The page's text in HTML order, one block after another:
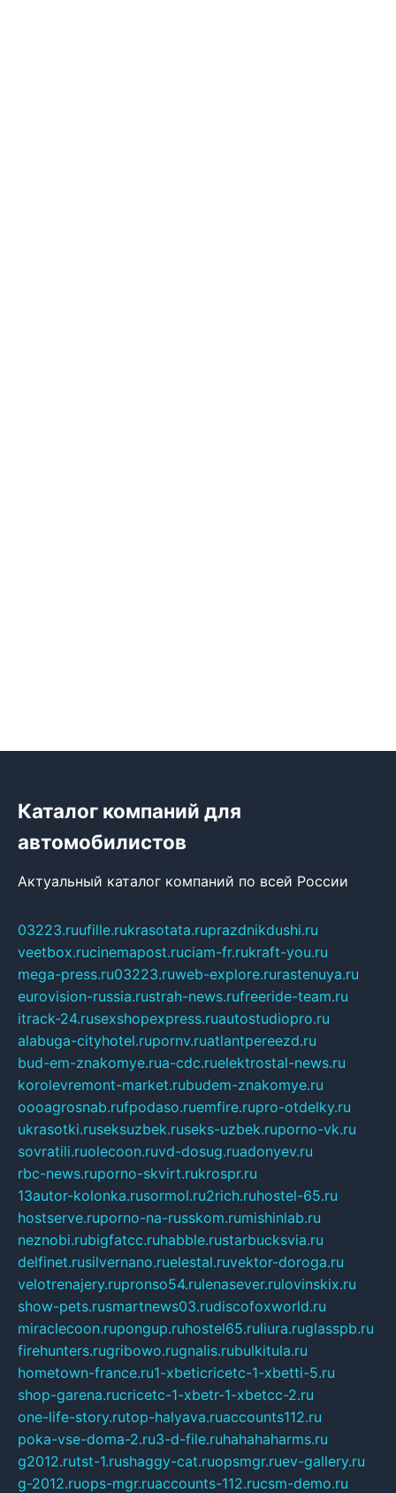
Каталог компаний для
автомобилистов
Актуальный каталог компаний по всей России
03223.ruufille.rukrasotata.ruprazdnikdushi.ru
veetbox.rucinemapost.ruciam-fr.rukraft-you.ru
mega-press.ru03223.ruweb-explore.rurastenuya.ru
eurovision-russia.rustrah-news.rufreeride-team.ru
itrack-24.rusexshopexpress.ruautostudiopro.ru
alabuga-cityhotel.rupornv.ruatlantpereezd.ru
bud-em-znakomye.rua-cdc.ruelektrostal-news.ru
korolevremont-market.rubudem-znakomye.ru
oooagrosnab.rufpodaso.ruemfire.rupro-otdelky.ru
ukrasotki.ruseksuzbek.ruseks-uzbek.ruporno-vk.ru
sovratili.ruolecoon.ruvd-dosug.ruadonyev.ru
rbc-news.ruporno-skvirt.rukrospr.ru
13autor-kolonka.rusormol.ru2rich.ruhostel-65.ru
hostserve.ruporno-na-russkom.rumishinlab.ru
neznobi.rubigfatcc.ruhabble.rustarbucksvia.ru
delfinet.rusilvernano.ruelestal.ruvektor-doroga.ru
velotrenajery.rupronso54.rulenasever.rulovinskix.ru
show-pets.rusmartnews03.rudiscofoxworld.ru
miraclecoon.rupongup.ruhostel65.ruliura.ruglasspb.ru
firehunters.rugribowo.rugnalis.rubulkitula.ru
hometown-france.ru1-xbeticricetc-1-xbetti-5.ru
shop-garena.rucricetc-1-xbetr-1-xbetcc-2.ru
one-life-story.rutop-halyava.ruaccounts112.ru
poka-vse-doma-2.ru3-d-file.ruhahahaharms.ru
g2012.rutst-1.rushaggy-cat.ruopsmgr.ruev-gallery.ru
g-2012.ruops-mgr.ruaccounts-112.rucsm-demo.ru